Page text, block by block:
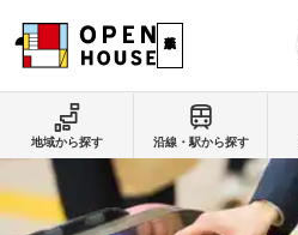
地域から探す 沿線・駅から探す